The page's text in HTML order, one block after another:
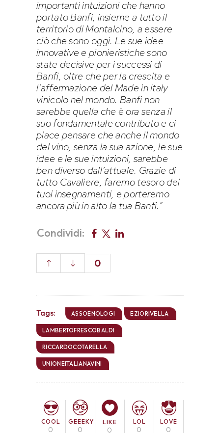
importanti intuizioni che hanno
portato Banfi, insieme a tutto il
territorio di Montalcino, a essere
ciò che sono oggi. Le sue idee
innovative e pionieristiche sono
state decisive per i successi di
Banfi, oltre che per la crescita e
l’affermazione del Made in Italy
vinicolo nel mondo. Banfi non
sarebbe quella che è ora senza il
suo fondamentale contributo e ci
piace pensare che anche il mondo
del vino, senza la sua azione, le sue
idee e le sue intuizioni, sarebbe
ben diverso dall’attuale. Grazie di
tutto Cavaliere, faremo tesoro dei
tuoi insegnamenti, e porteremo
ancora più in alto la tua Banfi.“
Condividi:
0
Tags: ASSOENOLOGI EZIORIVELLA
LAMBERTOFRESCOBALDI
RICCARDOCOTARELLA
UNIONEITALIANAVINI
COOL
0
GEEEKY
0
LIKE
0
LOL
0
LOVE
0